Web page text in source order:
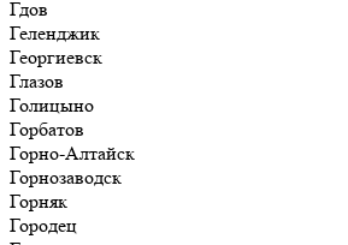
Гдов
Геленджик
Георгиевск
Глазов
Голицыно
Горбатов
Горно-Алтайск
Горнозаводск
Горняк
Городец